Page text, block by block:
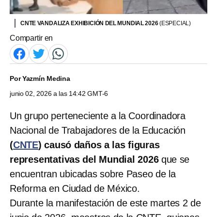
CNTE VANDALIZA EXHIBICIÓN DEL MUNDIAL 2026(ESPECIAL)
Compartir en
PorYazmín Medina
junio 02, 2026 a las 14:42 GMT-6
Un grupo perteneciente a la Coordinadora
Nacional de Trabajadores de la Educación
(CNTE) causó daños a las figuras
representativas del Mundial 2026que se
encuentran ubicadas sobre Paseo de la
Reforma en Ciudad de México.
Durante la manifestación de este martes 2 de